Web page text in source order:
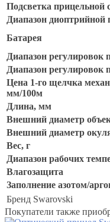
Подсветка прицельной
Диапазон диоптрийной
Батарея
Диапазон регулировок
Диапазон регулировок
Цена 1-го щелчка
мм/100м
Длина, мм
Внешний диаметр
Внешний диаметр
Вес, г
Диапазон рабочих
Влагозащита
Заполнение азотом/
Бренд Swarovski
Покупатели также